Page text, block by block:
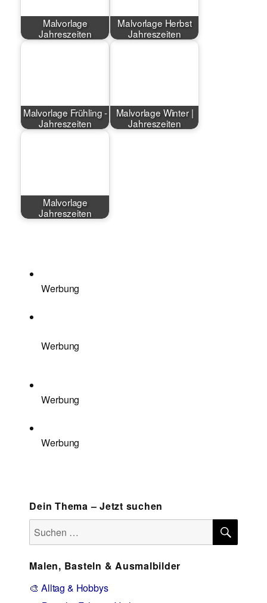
Malvorlage
Jahreszeiten
Malvorlage Herbst
Jahreszeiten
Malvorlage Frühling -
Jahreszeiten
Malvorlage Winter |
Jahreszeiten
Malvorlage
Jahreszeiten
Werbung
Werbung
Werbung
Werbung
Dein Thema – Jetzt suchen
Suchen
nach:
Malen, Basteln & Ausmalbilder
🎨 Alltag & Hobbys